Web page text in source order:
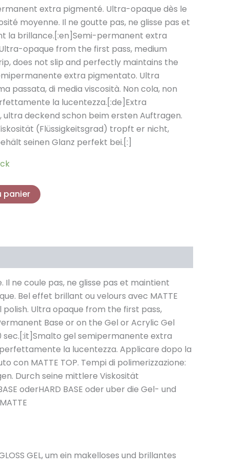
:
€.
extra pigmenté. Ultra-opaque dès le
moyenne. Il ne goutte pas, ne glisse pas et
la brillance.[:en]Semi-permanent extra
opaque from the first pass, medium
does not slip and perfectly maintains the
extra pigmentato. Ultra
passata, di media viscosità. Non cola, non
la lucentezza.[:de]Extra
deckend schon beim ersten Auftragen.
(Flüssigkeitsgrad) tropft er nicht,
seinen Glanz perfekt bei.[:]
panier
ne coule pas, ne glisse pas et maintient
Bel effet brillant ou velours avec MATTE
polish. Ultra opaque from the first pass,
Base or on the Gel or Acrylic Gel
sec.[:it]Smalto gel semipermanente extra
la lucentezza. Applicare dopo la
con MATTE TOP. Tempi di polimerizzazione:
Durch seine mittlere Viskosität
oderHARD BASE oder uber die Gel- und
GEL, um ein makelloses und brillantes